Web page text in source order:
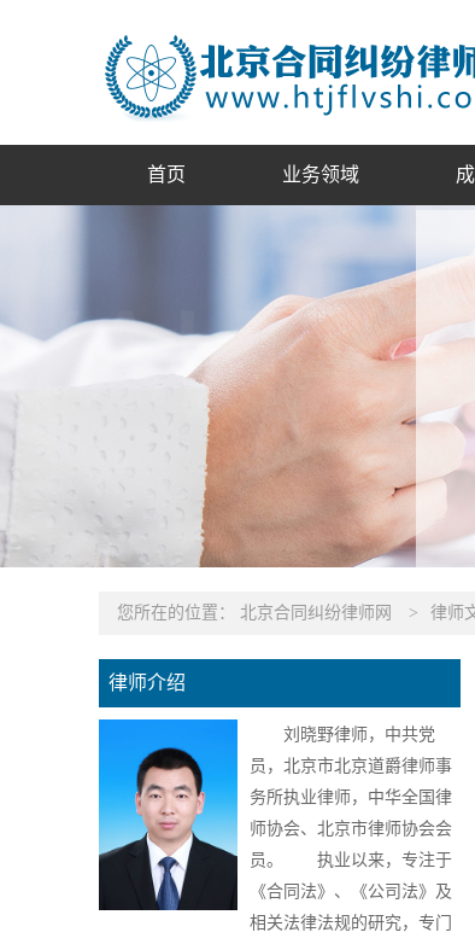
首页 业务领域
您所在的位置： 北京合同纠纷律师网 > 律师
律师介绍
刘晓野律师，中共党
员，北京市北京道爵律师事
务所执业律师，中华全国律
师协会、北京市律师协会会
员。 执业以来，专注于
《合同法》、《公司法》及
相关法律法规的研究，专门